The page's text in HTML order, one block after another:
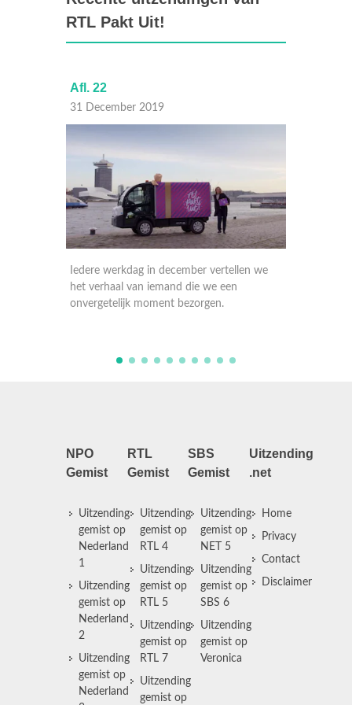
RTL Pakt Uit!
Afl. 22
31 December 2019
Iedere werkdag in december vertellen we
het verhaal van iemand die we een
onvergetelijk moment bezorgen.
NPO
Gemist
Uitzending
gemist op
Nederland
1
Uitzending
gemist op
Nederland
2
Uitzending
gemist op
Nederland
RTL
Gemist
Uitzending
gemist op
RTL 4
Uitzending
gemist op
RTL 5
Uitzending
gemist op
RTL 7
Uitzending
gemist op
SBS
Gemist
Uitzending
gemist op
NET 5
Uitzending
gemist op
SBS 6
Uitzending
gemist op
Veronica
Uitzending
.net
Home
Privacy
Contact
Disclaimer